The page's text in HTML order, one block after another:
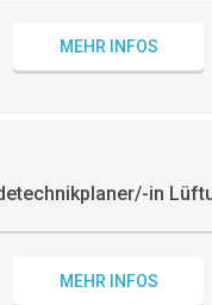
MEHR INFOS
in
MEHR INFOS